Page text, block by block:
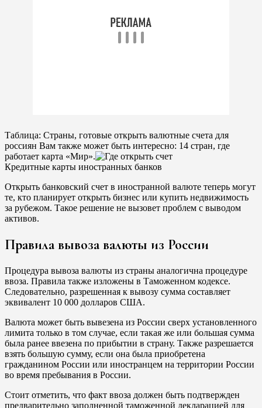
Таблица: Страны, готовые открыть валютные счета для
россиян Вам также может быть интересно: 14 стран, где
работает карта «Мир».
Кредитные карты иностранных банков
Открыть банковский счет в иностранной валюте теперь могут
те, кто планирует открыть бизнес или купить недвижимость
за рубежом. Такое решение не вызовет проблем с выводом
активов.
Правила вывоза валюты из России
Процедура вывоза валюты из страны аналогична процедуре
ввоза. Правила также изложены в Таможенном кодексе.
Следовательно, разрешенная к вывозу сумма составляет
эквивалент 10 000 долларов США.
Валюта может быть вывезена из России сверх установленного
лимита только в том случае, если такая же или большая сумма
была ранее ввезена по прибытии в страну. Также разрешается
взять большую сумму, если она была приобретена
гражданином России или иностранцем на территории России
во время пребывания в России.
Стоит отметить, что факт ввоза должен быть подтвержден
предварительно заполненной таможенной декларацией для